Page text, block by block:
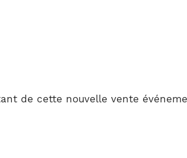
de cette nouvelle vente